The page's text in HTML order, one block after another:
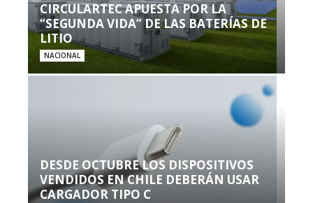
CIRCULARTEC APUESTA POR LA
“SEGUNDA VIDA” DE LAS BATERÍAS DE
LITIO
NACIONAL
DESDE OCTUBRE LOS DISPOSITIVOS
VENDIDOS EN CHILE DEBERÁN USAR
CARGADOR TIPO C